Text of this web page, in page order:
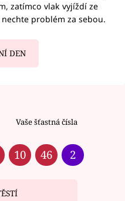
zatímco vlak vyjíždí ze
problém za sebou.
DEN
Vaše šťastná čísla
10 46 2